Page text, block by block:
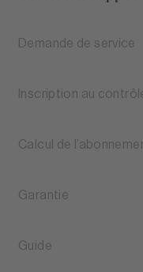
Demande de service
Inscription au
Calcul de
Garantie
Guide